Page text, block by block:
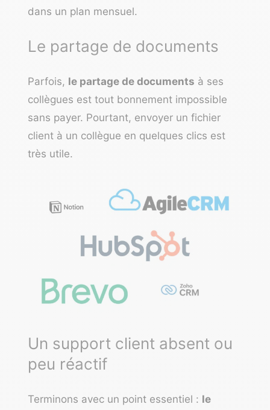
dans un plan mensuel.
Le partage de documents
Parfois, le partage de documents à ses
collègues est tout bonnement impossible
sans payer. Pourtant, envoyer un fichier
client à un collègue en quelques clics est
très utile.
Un support client absent ou
peu réactif
Terminons avec un point essentiel : le